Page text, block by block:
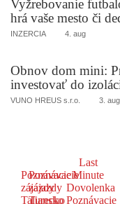
Vyžrebovanie
hrá vaše mesto či
INZERCIA 4. aug
Obnov dom mini:
investovať do
VUNO HREUS s.r.o. 3. aug
Poznávacie
zájazdy
Taliansko
Poznávacie
zájazdy
Turecko
Last
Minute
Dovolenka
Poznávacie